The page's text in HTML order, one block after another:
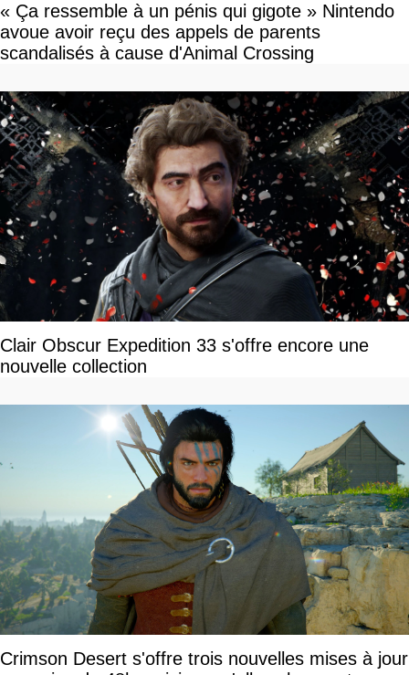
« Ça ressemble à un pénis qui gigote » Nintendo
avoue avoir reçu des appels de parents
scandalisés à cause d'Animal Crossing
Clair Obscur Expedition 33 s'offre encore une
nouvelle collection
Crimson Desert s'offre trois nouvelles mises à jour